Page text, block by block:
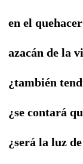
en el
azacán de la
¿también
¿se contará
¿será la luz